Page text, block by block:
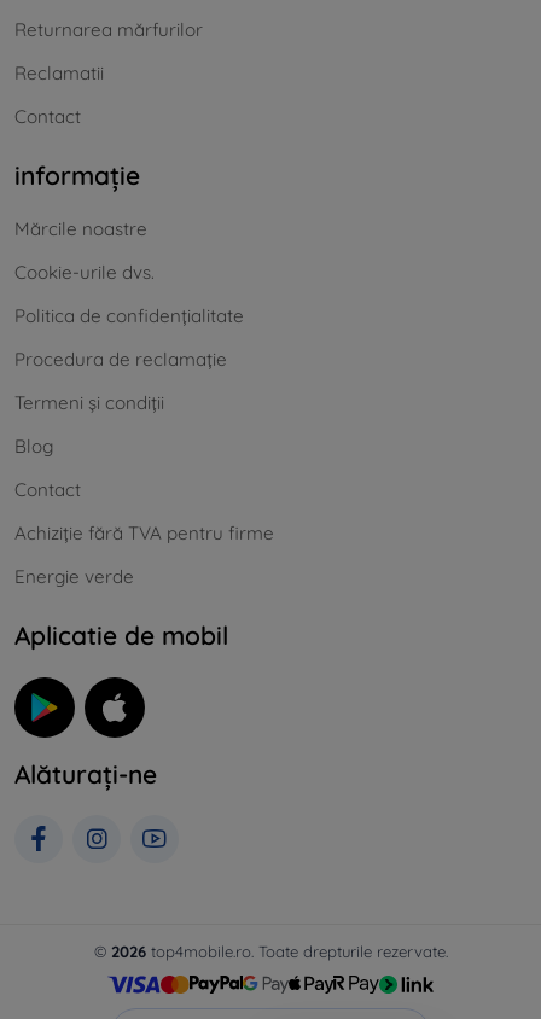
Returnarea mărfurilor
Reclamatii
Contact
informație
Mărcile noastre
Cookie-urile dvs.
Politica de confidențialitate
Procedura de reclamație
Termeni și condiții
Blog
Contact
Achiziție fără TVA pentru firme
Energie verde
Aplicatie de mobil
Alăturați-ne
© 2026top4mobile.ro. Toate drepturile rezervate.